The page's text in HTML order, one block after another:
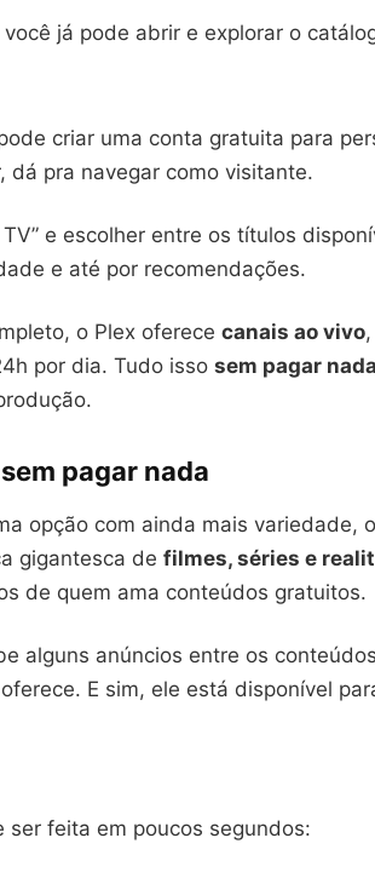
já pode abrir e explorar o
criar uma conta gratuita para
pra navegar como visitante.
e escolher entre os títulos
e até por recomendações.
o Plex oferece canais ao vivo
por dia. Tudo isso sem pagar nada
pagar nada
opção com ainda mais variedade, o
gigantesca de filmes, séries e
de quem ama conteúdos gratuitos.
alguns anúncios entre os
E sim, ele está disponível
feita em poucos segundos: